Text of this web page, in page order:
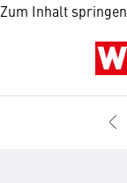
Zum Inhalt springen